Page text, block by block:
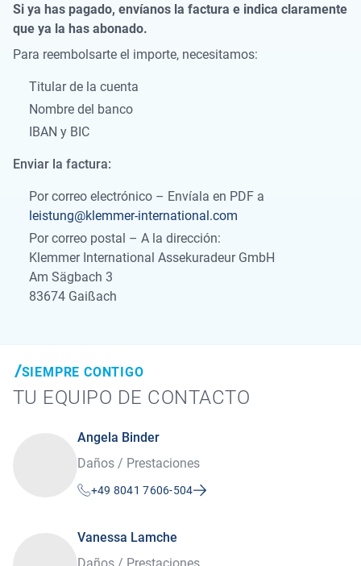
Si ya has pagado, envíanos la factura e indica claramente
que ya la has abonado.
Para reembolsarte el importe, necesitamos:
Titular de la cuenta
Nombre del banco
IBAN y BIC
Enviar la factura:
Por correo electrónico – Envíala en PDF a
leistung@klemmer-international.com
Por correo postal – A la dirección:
Klemmer International Assekuradeur GmbH
Am Sägbach 3
83674 Gaißach
SIEMPRE CONTIGO
TU EQUIPO DE CONTACTO
Angela Binder
Daños / Prestaciones
+49 8041 7606-504
Vanessa Lamche
Daños / Prestaciones